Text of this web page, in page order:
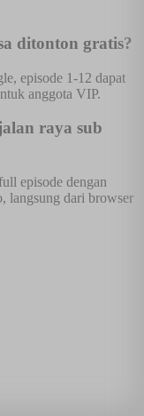
ditonton gratis?
episode 1-12 dapat
anggota VIP.
raya sub
episode dengan
langsung dari browser